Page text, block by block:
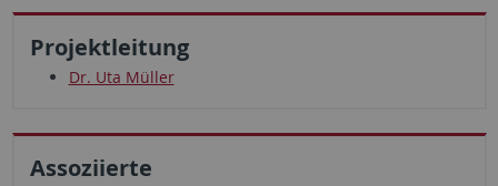
Projektleitung
Dr. Uta Müller
Assoziierte